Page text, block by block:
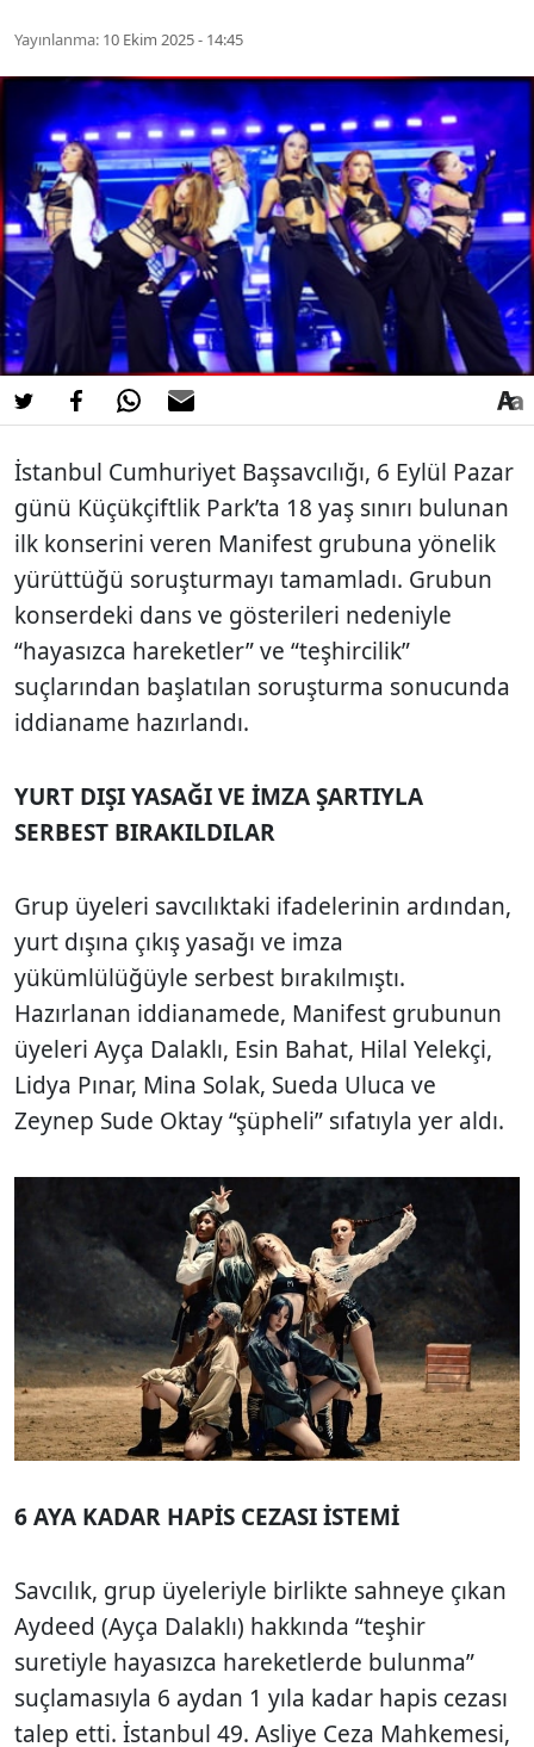
Yayınlanma: 10 Ekim 2025 - 14:45
İstanbul Cumhuriyet Başsavcılığı, 6 Eylül Pazar
günü Küçükçiftlik Park’ta 18 yaş sınırı bulunan
ilk konserini veren Manifest grubuna yönelik
yürüttüğü soruşturmayı tamamladı. Grubun
konserdeki dans ve gösterileri nedeniyle
“hayasızca hareketler” ve “teşhircilik”
suçlarından başlatılan soruşturma sonucunda
iddianame hazırlandı.
YURT DIŞI YASAĞI VE İMZA ŞARTIYLA
SERBEST BIRAKILDILAR
Grup üyeleri savcılıktaki ifadelerinin ardından,
yurt dışına çıkış yasağı ve imza
yükümlülüğüyle serbest bırakılmıştı.
Hazırlanan iddianamede, Manifest grubunun
üyeleri Ayça Dalaklı, Esin Bahat, Hilal Yelekçi,
Lidya Pınar, Mina Solak, Sueda Uluca ve
Zeynep Sude Oktay “şüpheli” sıfatıyla yer aldı.
6 AYA KADAR HAPİS CEZASI İSTEMİ
Savcılık, grup üyeleriyle birlikte sahneye çıkan
Aydeed (Ayça Dalaklı) hakkında “teşhir
suretiyle hayasızca hareketlerde bulunma”
suçlamasıyla 6 aydan 1 yıla kadar hapis cezası
talep etti. İstanbul 49. Asliye Ceza Mahkemesi,